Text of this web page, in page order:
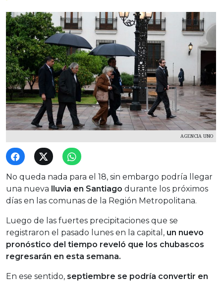
AGENCIA UNO
No queda nada para el 18, sin embargo podría llegar
una nueva
lluvia en Santiago durante los próximos
días en las comunas de la Región Metropolitana.
Luego de las fuertes precipitaciones que se
registraron el pasado lunes en la capital, un nuevo
pronóstico del tiempo reveló que los chubascos
regresarán en esta semana.
En ese sentido, septiembre se podría convertir en